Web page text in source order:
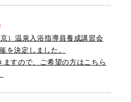
）温泉入浴指導員養成講習会
を決定しました。
ますので、ご希望の方はこちら